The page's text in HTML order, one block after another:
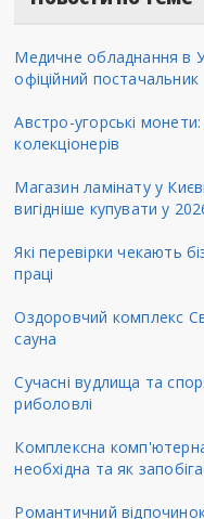
Медичне обладнання в
офіційний постачальник
Австро-угорські монети:
колекціонерів
Магазин ламінату у
вигідніше купувати у
Які перевірки чекають
праці
Оздоровчий комплекс
сауна
Сучасні вудлища та
риболовлі
Комплексна
необхідна та як
Романтичний